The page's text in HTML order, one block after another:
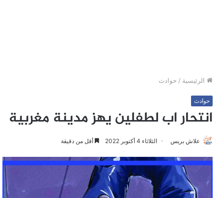
الرئيسية / حوادث
حوادث
انتحار اب لطفلين يهز مدينة مغربية
علاش بريس الثلاثاء 4 أكتوبر 2022 أقل من دقيقة